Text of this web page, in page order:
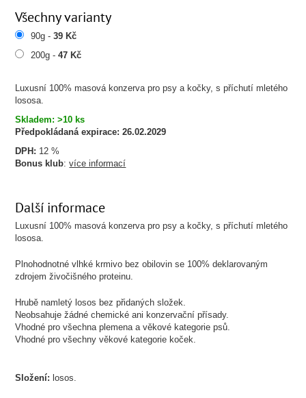
Luxusní 100% masová konzerva pro psy a kočky, s příchutí mletého
lososa.
Skladem: >10 ks
Předpokládaná expirace: 26.02.2029
DPH: 12 %
Bonus klub:více informací
Všechny varianty
90g -39 Kč
200g -47 Kč
Další informace
Luxusní 100% masová konzerva pro psy a kočky, s příchutí mletého
lososa.
Plnohodnotné vlhké krmivo bez obilovin se 100% deklarovaným
zdrojem živočišného proteinu.
Hrubě namletý losos bez přidaných složek.
Neobsahuje žádné chemické ani konzervační přísady.
Vhodné pro všechna plemena a věkové kategorie psů.
Vhodné pro všechny věkové kategorie koček.
Složení: losos.